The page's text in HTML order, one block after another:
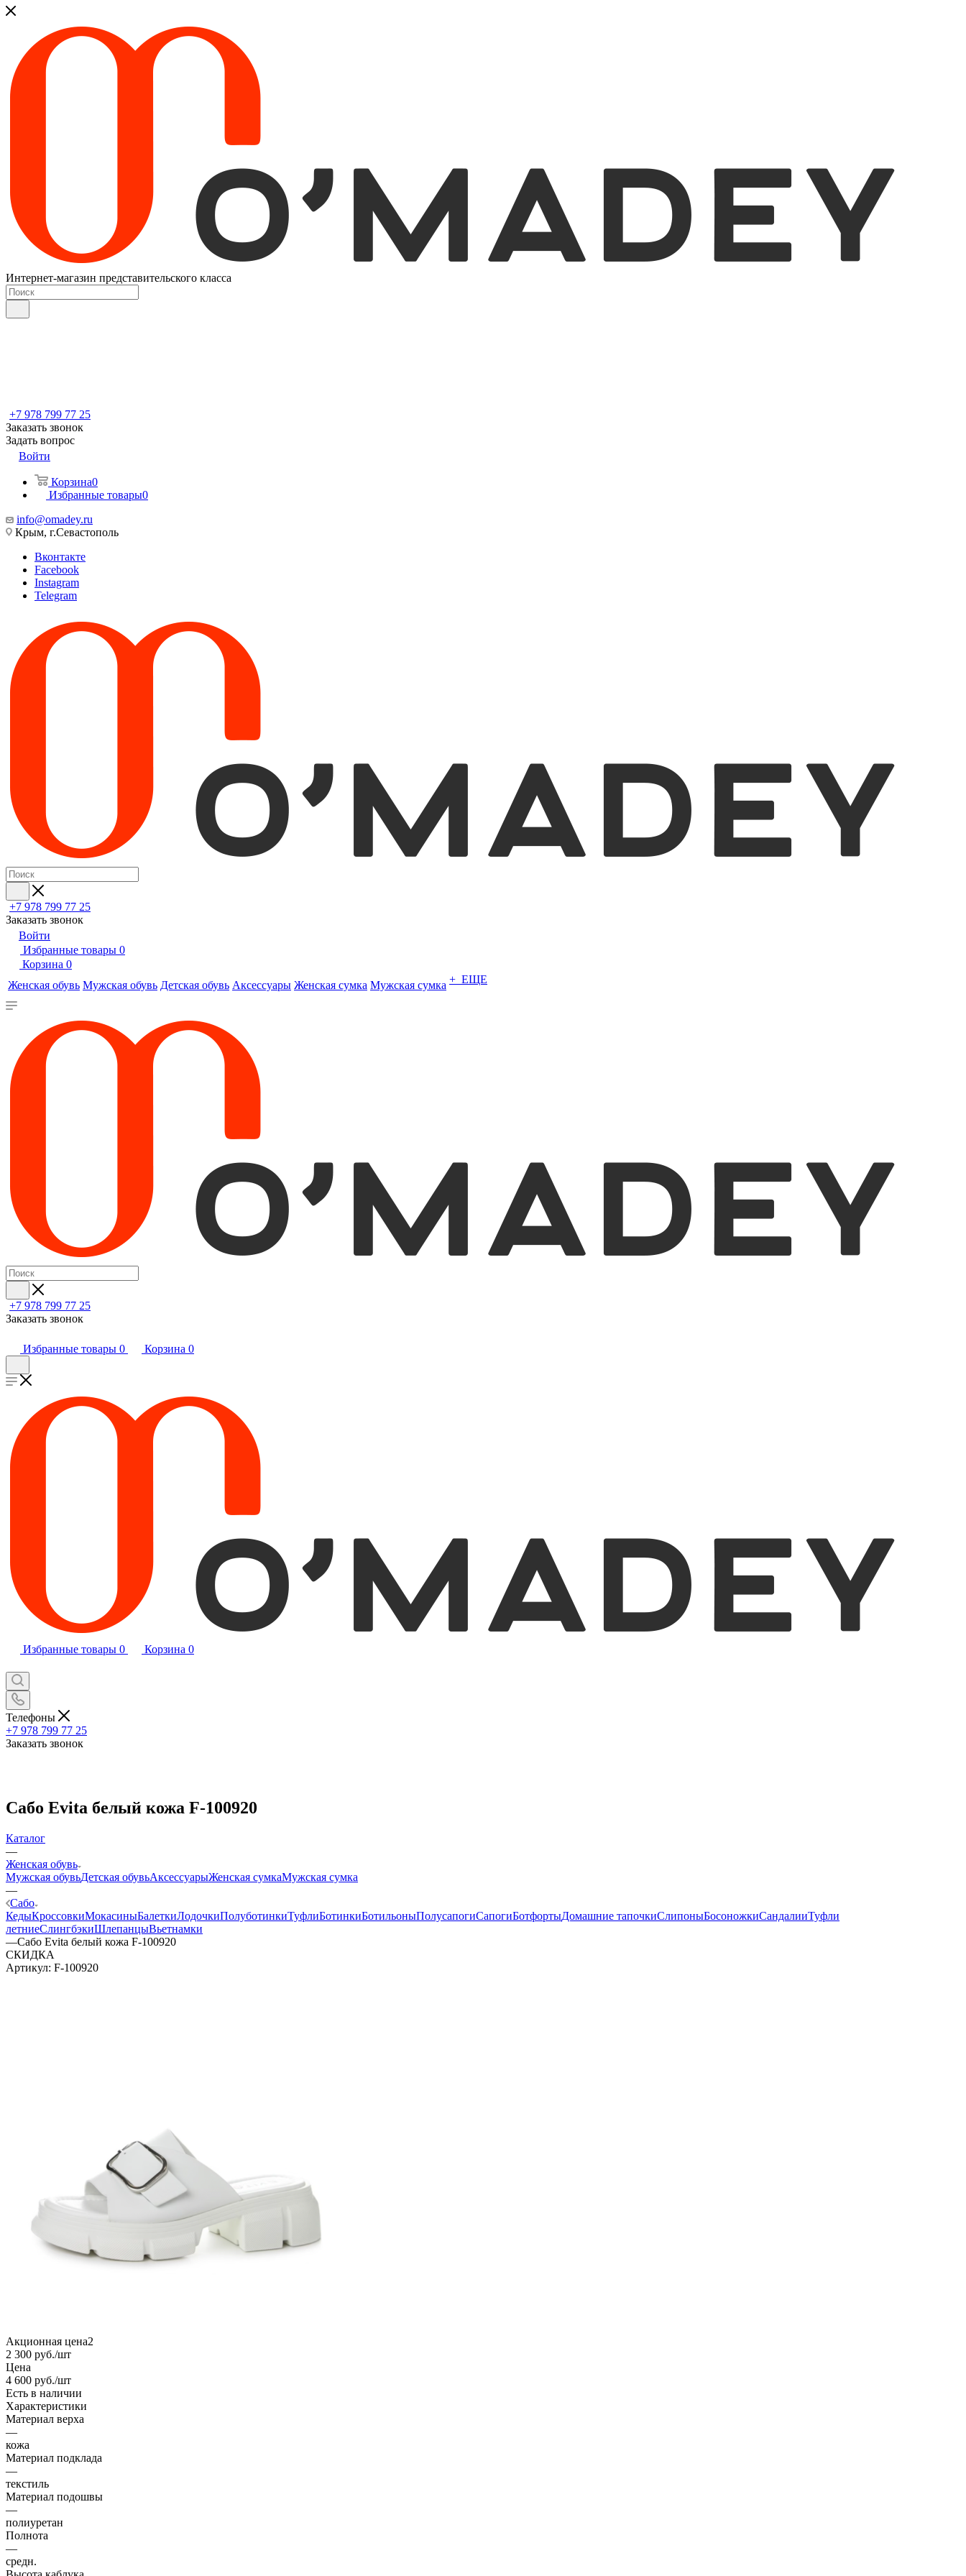
Интернет-магазин представительского класса
+7 978 799 77 25
Заказать звонок
Задать вопрос
Войти
Корзина0
Избранные товары0
info@omadey.ru
Крым, г.Севастополь
Вконтакте
Facebook
Instagram
Telegram
+7 978 799 77 25
Заказать звонок
Войти
Избранные товары 0
Корзина 0
Женская обувь Мужская обувь Детская обувь Аксессуары Женская сумка Мужская сумка + ЕЩЕ
+7 978 799 77 25
Заказать звонок
Избранные товары 0 Корзина 0
Избранные товары 0 Корзина 0
Телефоны
+7 978 799 77 25
Заказать звонок
Сабо Evita белый кожа F-100920
Каталог
—
Женская обувь
Мужская обувьДетская обувьАксессуарыЖенская сумкаМужская сумка
—
Сабо
КедыКроссовкиМокасиныБалеткиЛодочкиПолуботинкиТуфлиБотинкиБотильоныПолусапогиСапогиБотфортыДомашние тапочкиСлипоныБосоножкиСандалииТуфли
летниеСлингбэкиШлепанцыВьетнамки
—Сабо Evita белый кожа F-100920
СКИДКА
Артикул: F-100920
Акционная цена2
2 300 руб./шт
Цена
4 600 руб./шт
Есть в наличии
Характеристики
Материал верха
—
кожа
Материал подклада
—
текстиль
Материал подошвы
—
полиуретан
Полнота
—
средн.